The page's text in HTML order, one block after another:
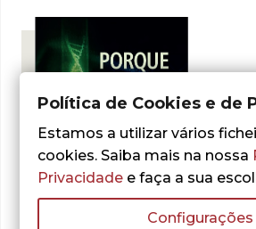
Política de Cookies e de
Estamos a utilizar vários
cookies. Saiba mais na nossa
Privacidade e faça a sua
Configurações